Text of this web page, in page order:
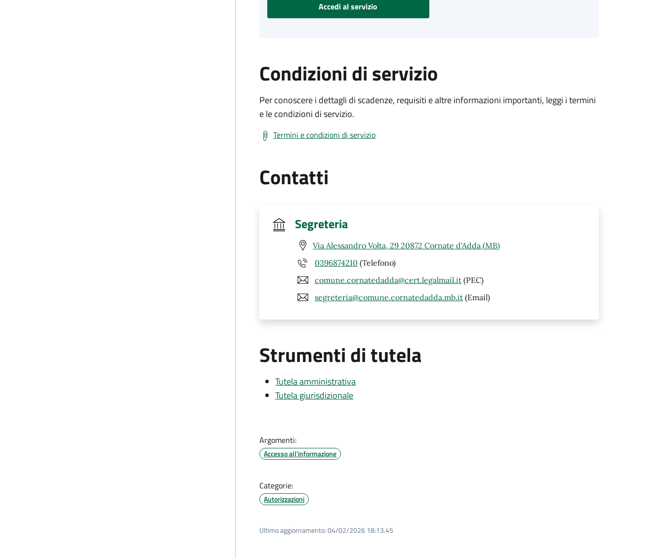
Accedi al servizio
Condizioni di servizio
Per conoscere i dettagli di scadenze, requisiti e altre informazioni importanti, leggi i termini
e le condizioni di servizio.
Termini e condizioni di servizio
Contatti
Segreteria
Via Alessandro Volta, 29 20872 Cornate d'Adda (MB)
0396874210 (Telefono)
comune.cornatedadda@cert.legalmail.it (PEC)
segreteria@comune.cornatedadda.mb.it (Email)
Strumenti di tutela
Tutela amministrativa
Tutela giurisdizionale
Argomenti:
Accesso all'informazione
Categorie:
Autorizzazioni
Ultimo aggiornamento:04/02/2026 18:13.45